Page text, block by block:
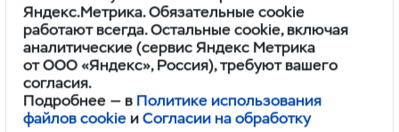
Подвеска
Передняя пружинная подвеска
обеспечивает хорошую управляемость,
комфорт для пассажиров и проста
в обслуживании.
Яндекс.Метрика. Обязательные cookie
работают всегда. Остальные cookie, включая
аналитические (сервис Яндекс Метрика
от ООО «Яндекс», Россия), требуют вашего
согласия.
Подробнее — в Политике использования
файлов cookie иСогласии на обработку